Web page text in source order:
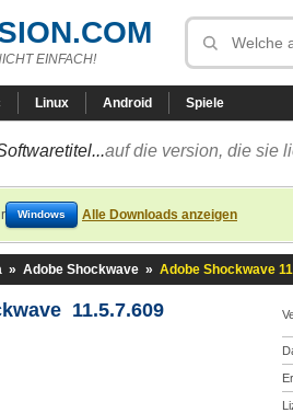
EINFACH!
Linux Android Spiele
auf die version, die sie
Windows Alle Downloads anzeigen
» Adobe Shockwave » Adobe Shockwave
11.5.7.609